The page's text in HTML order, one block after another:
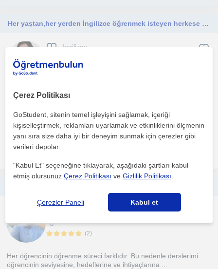
Her yaştan,her yerden İngilizce öğrenmek isteyen herkese uygun derslerler vermek için burdayım!
Ingilizce
İngilizce derslerini kişinin öğrenme amacına göre ayarlıyorum.
Seviye tespitden sonra önce güçlü yanlarına yönelik ...
1. ders ücretsiz
daha fazlasını gör
(2)
Her öğrencinin öğrenme süreci farklıdır. Bu nedenle derslerimi
öğrencinin seviyesine, hedeflerine ve ihtiyaçlarına ...
Çerez Politikası
GoStudent, sitenin temel işleyişini sağlamak, içeriği
kişiselleştirmek, reklamları uyarlamak ve etkinliklerini ölçmenin
yanı sıra size daha iyi bir deneyim sunmak için çerezler gibi
verileri depolar.
"Kabul Et" seçeneğine tıklayarak, aşağıdaki şartları kabul
etmiş olursunuzÇerez Politikası veGizlilik Politikası
Çerezler Paneli Kabul et